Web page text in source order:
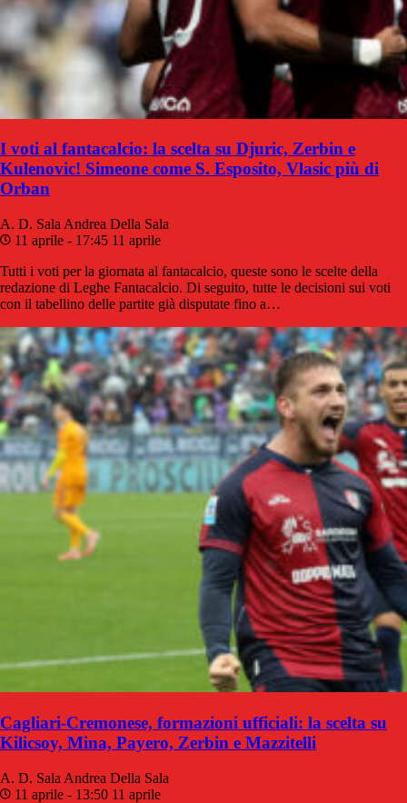
I voti al fantacalcio: la scelta su Djuric, Zerbin e
Kulenovic! Simeone come S. Esposito, Vlasic più di
Orban
A. D. Sala Andrea Della Sala
11 aprile - 17:45 11 aprile
Tutti i voti per la giornata al fantacalcio, queste sono le scelte della
redazione di Leghe Fantacalcio. Di seguito, tutte le decisioni sui voti
con il tabellino delle partite già disputate fino a…
Cagliari-Cremonese, formazioni ufficiali: la scelta su
Kilicsoy, Mina, Payero, Zerbin e Mazzitelli
A. D. Sala Andrea Della Sala
11 aprile - 13:50 11 aprile